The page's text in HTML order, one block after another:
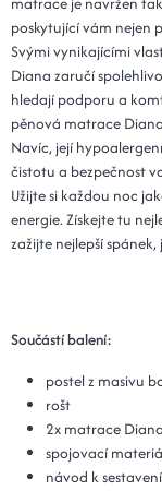
poskytující vám nejen
Svými vynikajícími
Diana zaručí
hledají podporu a
pěnová matrace
Navíc, její
čistotu a bezpečnost
Užijte si každou noc
energie. Získejte tu
zažijte nejlepší
Součástí balení:
postel z masivu
rošt
2x matrace
spojovací
návod k sestavení